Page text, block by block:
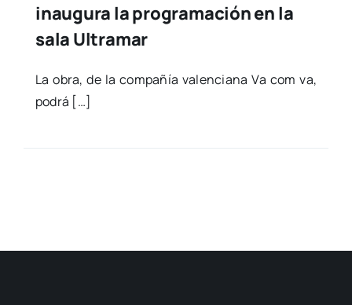
inaugura la programación en la
sala Ultramar
La obra, de la com­pa­ñía valen­cia­na Va com va,
podrá […]